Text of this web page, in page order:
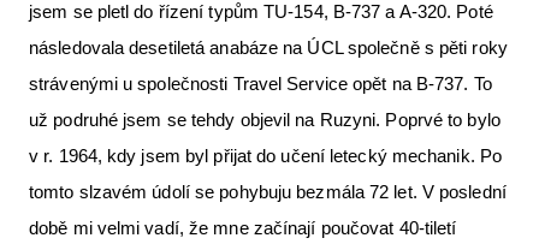
jsem se pletl do řízení typům TU-154, B-737 a A-320. Poté
následovala desetiletá anabáze na ÚCL společně s pěti roky
strávenými u společnosti Travel Service opět na B-737. To
už podruhé jsem se tehdy objevil na Ruzyni. Poprvé to bylo
v r. 1964, kdy jsem byl přijat do učení letecký mechanik. Po
tomto slzavém údolí se pohybuju bezmála 72 let. V poslední
době mi velmi vadí, že mne začínají poučovat 40-tiletí